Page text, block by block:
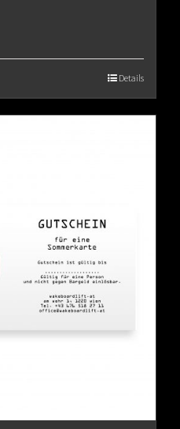
Details